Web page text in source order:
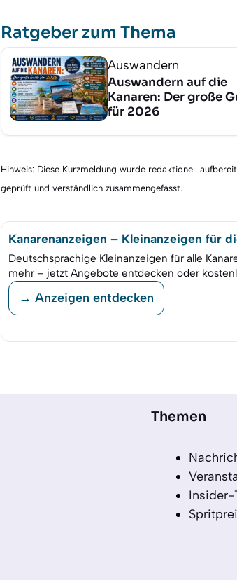
Ratgeber zum Thema
Auswandern
Auswandern auf die
Kanaren: Der große
für 2026
Hinweis: Diese Kurzmeldung wurde redaktionell
geprüft und verständlich zusammengefasst.
Kanarenanzeigen – Kleinanzeigen für
Deutschsprachige Kleinanzeigen für alle
mehr – jetzt Angebote entdecken oder
→ Anzeigen entdecken
Themen
Insider-